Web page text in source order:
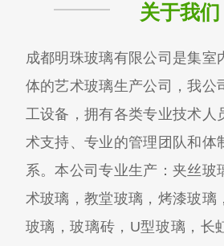
关于我们
成都明珠玻璃有限公司是集室
体的艺术玻璃生产公司，我公
工设备，拥有各类专业技术人
术支持、专业的管理团队和体
系。本公司专业生产：夹丝玻
术玻璃，教堂玻璃，烤漆玻璃
玻璃，玻璃砖，U型玻璃，长